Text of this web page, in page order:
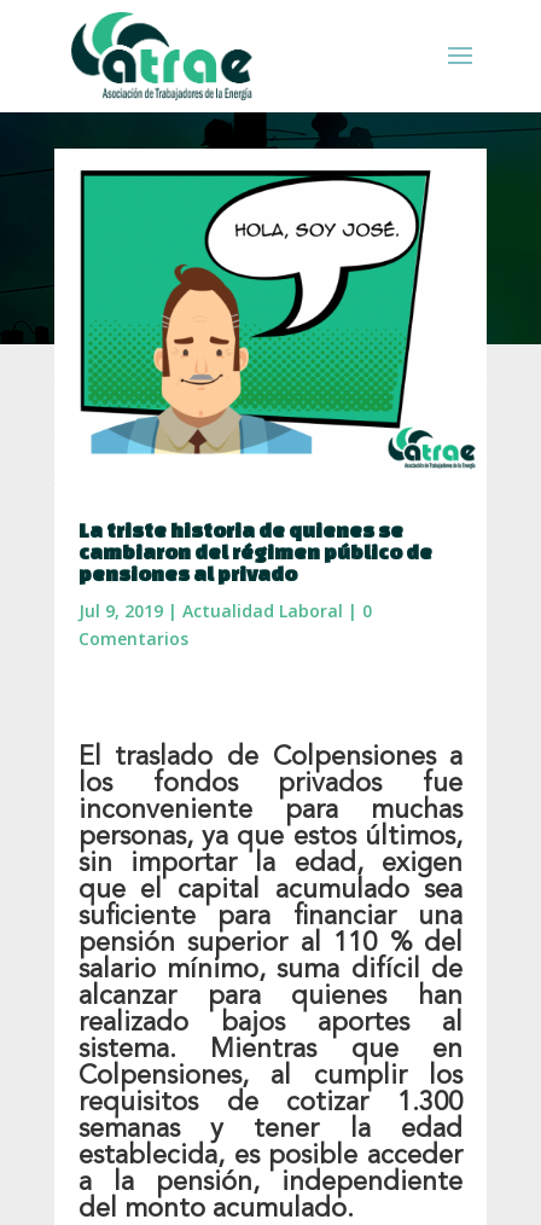
La triste historia de quienes se
cambiaron del régimen público de
pensiones al privado
Jul 9, 2019| Actualidad Laboral | 0
Comentarios
El traslado de Colpensiones a
los fondos privados fue
inconveniente para muchas
personas, ya que estos últimos,
sin importar la edad, exigen
que el capital acumulado sea
suficiente para financiar una
pensión superior al 110 % del
salario mínimo, suma difícil de
alcanzar para quienes han
realizado bajos aportes al
sistema. Mientras que en
Colpensiones, al cumplir los
requisitos de cotizar 1.300
semanas y tener la edad
establecida, es posible acceder
a la pensión, independiente
del monto acumulado.